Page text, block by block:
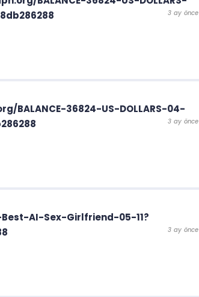
3 ay önce
BALANCE-36824-US-DOLLARS-04-
3 ay önce
AI-Sex-Girlfriend-05-11?
3 ay önce